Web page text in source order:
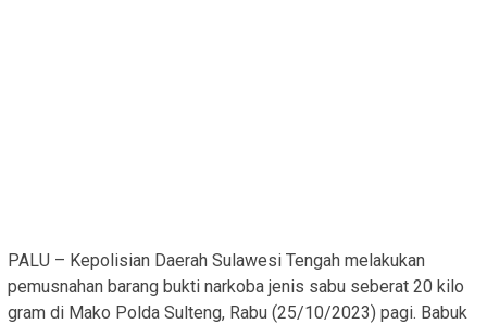
PALU – Kepolisian Daerah Sulawesi Tengah melakukan
pemusnahan barang bukti narkoba jenis sabu seberat 20 kilo
gram di Mako Polda Sulteng, Rabu (25/10/2023) pagi. Babuk